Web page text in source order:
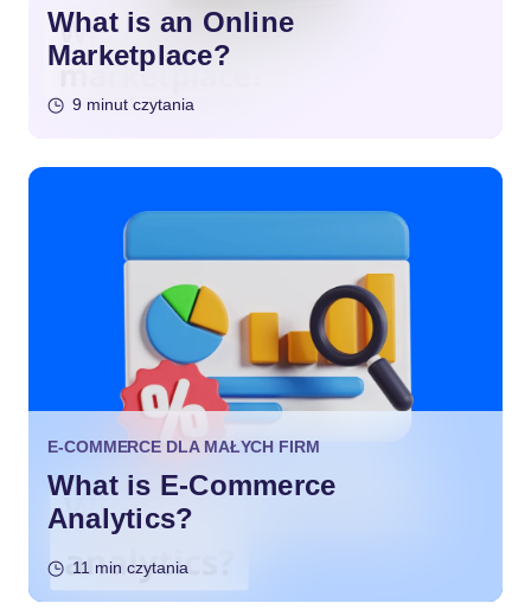
What is an Online
Marketplace?
9 minut czytania
E-COMMERCE DLA MAŁYCH FIRM
What is E-Commerce
Analytics?
11 min czytania